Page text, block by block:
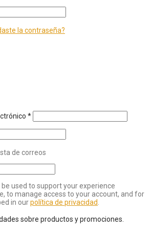
la contraseña?
*
de correos
used to support your experience
to manage access to your account, and for
in ourpolítica de privacidad.
sobre productos y promociones.